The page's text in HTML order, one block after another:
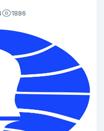
1886